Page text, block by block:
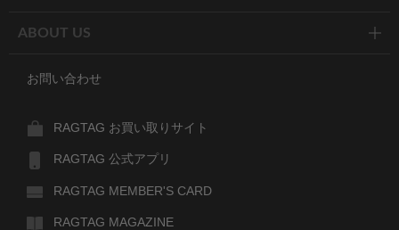
ABOUT US
お問い合わせ
RAGTAG お買い取りサイト
RAGTAG 公式アプリ
RAGTAG MEMBER'S CARD
RAGTAG MAGAZINE